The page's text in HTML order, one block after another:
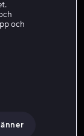
juvelens
juvelens
hela familjen
och